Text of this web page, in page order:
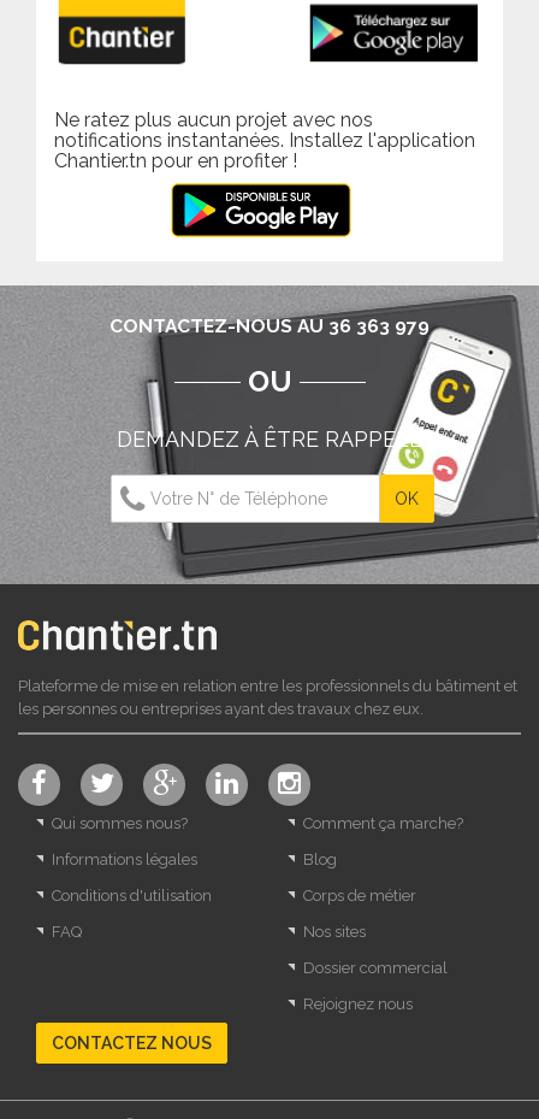
Ne ratez plus aucun projet avec nos
notifications instantanées. Installez l'application
Chantier.tn pour en profiter !
CONTACTEZ-NOUS AU 36 363 979
OU
DEMANDEZ À ÊTRE RAPPELÉ
Plateforme de mise en relation entre les professionnels du bâtiment et
les personnes ou entreprises ayant des travaux chez eux.
Qui sommes nous?
Informations légales
Conditions d'utilisation
FAQ
Comment ça marche?
Blog
Corps de métier
Nos sites
Dossier commercial
Rejoignez nous
CONTACTEZ NOUS